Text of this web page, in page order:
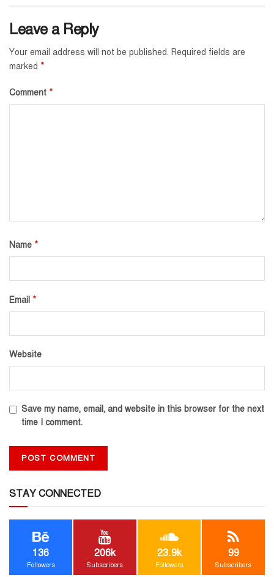
Leave a Reply
Your email address will not be published. Required fields are
marked *
Comment *
Name *
Email *
Website
Save my name, email, and website in this browser for the next
time I comment.
STAY CONNECTED
136
Followers
206k
Subscribers
23.9k
Followers
99
Subscribers